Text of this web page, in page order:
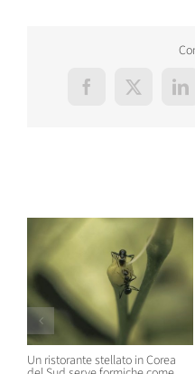
Facebook
X
Un ristorante stellato in Corea